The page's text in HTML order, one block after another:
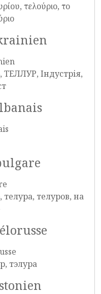
τελούριο, το
ТЕЛЛУР, Індустрія,
телура, телуров, на
тэлура